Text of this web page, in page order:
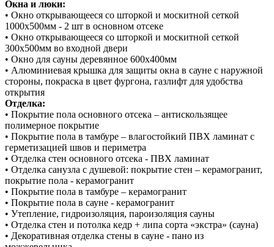
Окна и люки:
• Окно открывающееся со шторкой и москитной сеткой
1000x500мм - 2 шт в основном отсеке
• Окно открывающееся со шторкой и москитной сеткой
300x500мм во входной двери
• Окно для сауны деревянное 600x400мм
• Алюминиевая крышка для защиты окна в сауне с наружной
стороны, покраска в цвет фургона, газлифт для удобства
открытия
Отделка:
• Покрытие пола основного отсека – антискользящее
полимерное покрытие
• Покрытие пола в тамбуре – влагостойкий ПВХ ламинат с
герметизацией швов и периметра
• Отделка стен основного отсека - ПВХ ламинат
• Отделка санузла с душевой: покрытие стен – керамогранит,
покрытие пола - керамогранит
• Покрытие пола в тамбуре – керамогранит
• Покрытие пола в сауне - керамогранит
• Утепление, гидроизоляция, пароизоляция сауны
• Отделка стен и потолка кедр + липа сорта «экстра» (сауна)
• Декоративная отделка стены в сауне - пано из